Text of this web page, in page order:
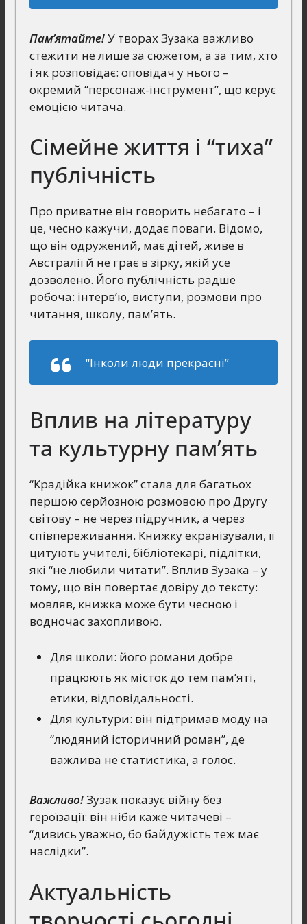
Пам’ятайте!У творах Зузака важливо
стежити не лише за сюжетом, а за тим, хто
і як розповідає: оповідач у нього –
окремий “персонаж-інструмент”, що керує
емоцією читача.
Сімейне життя і “тиха”
публічність
Про приватне він говорить небагато – і
це, чесно кажучи, додає поваги. Відомо,
що він одружений, має дітей, живе в
Австралії й не грає в зірку, якій усе
дозволено. Його публічність радше
робоча: інтерв’ю, виступи, розмови про
читання, школу, пам’ять.
“Інколи люди прекрасні”
Вплив на літературу
та культурну пам’ять
“Крадійка книжок” стала для багатьох
першою серйозною розмовою про Другу
світову – не через підручник, а через
співпереживання. Книжку екранізували, її
цитують учителі, бібліотекарі, підлітки,
які “не любили читати”. Вплив Зузака – у
тому, що він повертає довіру до тексту:
мовляв, книжка може бути чесною і
водночас захопливою.
Для школи: його романи добре
працюють як місток до тем пам’яті,
етики, відповідальності.
Для культури: він підтримав моду на
“людяний історичний роман”, де
важлива не статистика, а голос.
Важливо!Зузак показує війну без
героїзації: він ніби каже читачеві –
“дивись уважно, бо байдужість теж має
наслідки”.
Актуальність